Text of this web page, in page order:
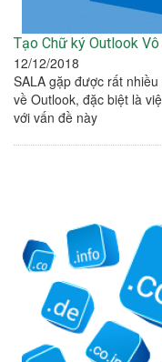
Tạo Chữ ký Outlook Vô
12/12/2018
SALA gặp được rất
về Outlook, đặc biệt là
với vấn đề này